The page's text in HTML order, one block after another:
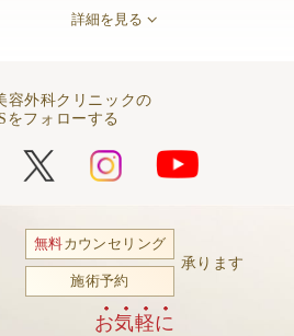
詳細を見る
容外科クリニックの
をフォローする
無料カウンセリング
施術予約
承ります
お気軽に